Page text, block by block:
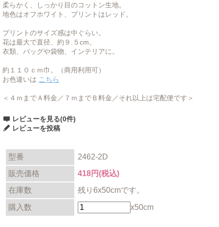
柔らかく、しっかり目のコットン生地。
地色はオフホワイト、プリントはレッド。
プリントのサイズ感は中ぐらい。
花は最大で直径、約９.５cm。
衣類、バッグや袋物、インテリアに。
約１１０ｃｍ巾。（商用利用可）
お色違いは こちら
＜４ｍまでＡ料金／７ｍまでＢ料金／それ以上は宅配便です＞
レビューを見る(0件)
レビューを投稿
型番
2462-2D
販売価格
418円(税込)
在庫数
残り6x50cmです。
購入数 x50cm